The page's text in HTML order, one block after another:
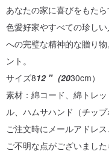
あなたの家に喜びをもたら
色愛好家やすべての珍し
への完璧な精神的な贈り
ント。
サイズ812 "（2030cm）
素材：綿コード、綿トレ
ル、ハムサハンド（チッ
ご注文時にメールアドレ
ご不明な点がございまし